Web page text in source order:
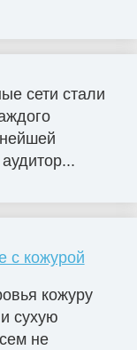
сети стали
с кожурой
кожуру
сухую
не